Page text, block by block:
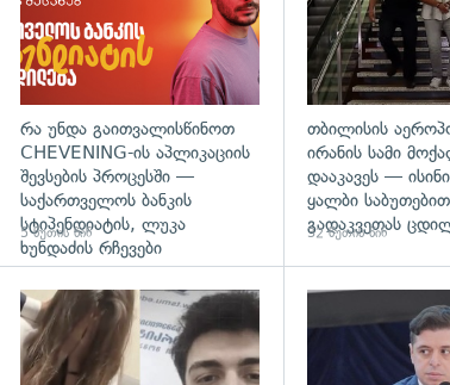
რა უნდა გაითვალისწინოთ
CHEVENING-ის აპლიკაციის
შევსების პროცესში —
საქართველოს ბანკის
სტიპენდიატის, ლუკა
ხუნდაძის რჩევები
5 წუთის წინ
თბილისის
ირანის სამი
დააკავეს —
ყალბი საბუთებით
გადაკვეთას
32 წუთის წინ